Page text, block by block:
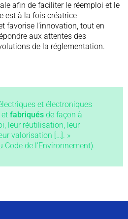
afin de faciliter le réemploi et le
est à la fois créatrice
favorise l’innovation, tout en
aux attentes des
de la réglementation.
et électroniques
et fabriqués de façon à
leur réutilisation, leur
valorisation […]. »
Code de l’Environnement).